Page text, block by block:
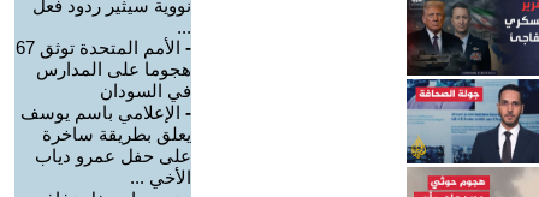
نووية سيثير ردود فعل
...
-
الأمم المتحدة توثق 67
هجوما على المدارس
في السودان
- الإعلامي باسم يوسف
يعلق بطريقة ساخرة
على حفل عمرو دياب
الأخي ...